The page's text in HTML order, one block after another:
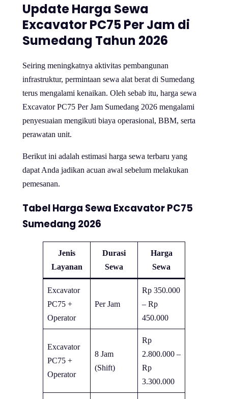
Update Harga Sewa
Excavator PC75 Per Jam di
Sumedang Tahun 2026
Seiring meningkatnya aktivitas pembangunan
infrastruktur, permintaan sewa alat berat di Sumedang
terus mengalami kenaikan. Oleh sebab itu, harga sewa
Excavator PC75 Per Jam Sumedang 2026 mengalami
penyesuaian mengikuti biaya operasional, BBM, serta
perawatan unit.
Berikut ini adalah estimasi harga sewa terbaru yang
dapat Anda jadikan acuan awal sebelum melakukan
pemesanan.
Tabel Harga Sewa Excavator PC75
Sumedang 2026
Jenis
Layanan
Durasi
Sewa
Harga
Sewa
Excavator
PC75 +
Operator
Per Jam
Rp 350.000
– Rp
450.000
Excavator
PC75 +
Operator
8 Jam
(Shift)
Rp
2.800.000 –
Rp
3.300.000